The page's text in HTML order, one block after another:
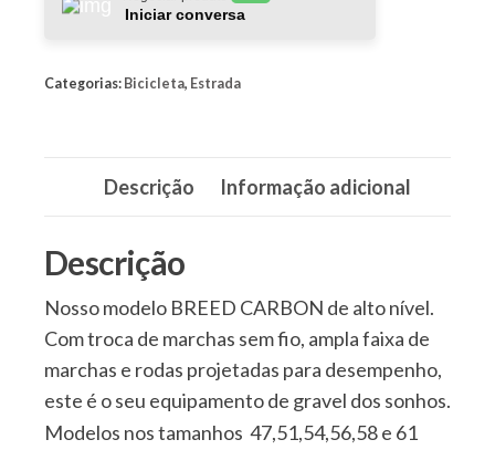
Iniciar conversa
Categorias: Bicicleta, Estrada
Descrição Informação adicional
Descrição
Nosso modelo BREED CARBON de alto nível.
Com troca de marchas sem fio, ampla faixa de
marchas e rodas projetadas para desempenho,
este é o seu equipamento de gravel dos sonhos.
Modelos nos tamanhos 47,51,54,56,58 e 61